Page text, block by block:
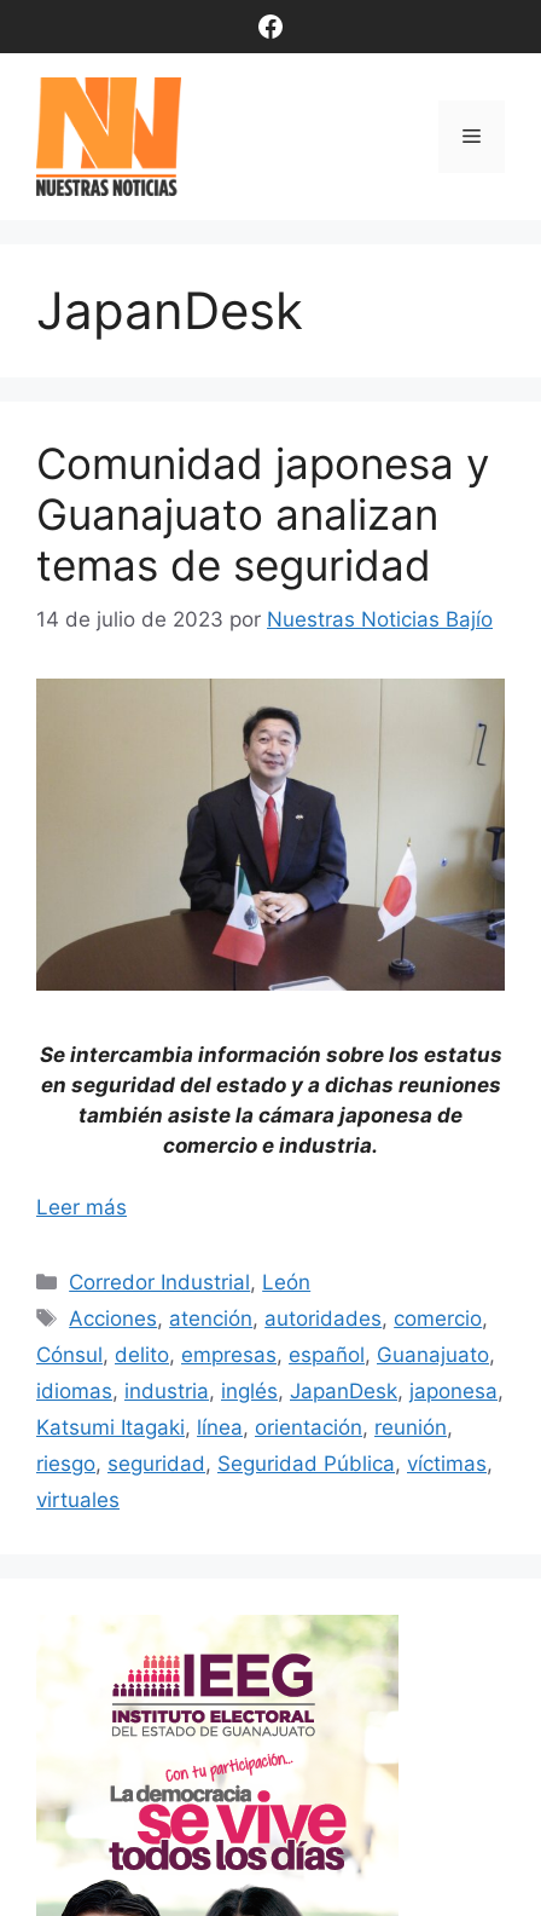
contenido
Facebook
Menú
JapanDesk
Comunidad japonesa y
Guanajuato analizan
temas de seguridad
14 de julio de 2023 por Nuestras Noticias Bajío
Se intercambia información sobre los estatus
en seguridad del estado y a dichas reuniones
también asiste la cámara japonesa de
comercio e industria.
Leer más
Categorías
Corredor Industrial, León
Etiquetas
Acciones, atención, autoridades, comercio,
Cónsul, delito, empresas, español, Guanajuato,
idiomas, industria, inglés, JapanDesk, japonesa,
Katsumi Itagaki, línea, orientación, reunión,
riesgo, seguridad , Seguridad Pública, víctimas,
virtuales